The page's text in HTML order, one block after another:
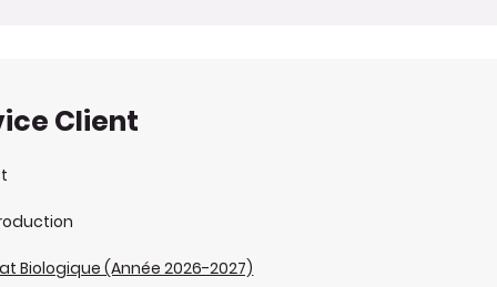
Client
Biologique (Année 2026-2027)